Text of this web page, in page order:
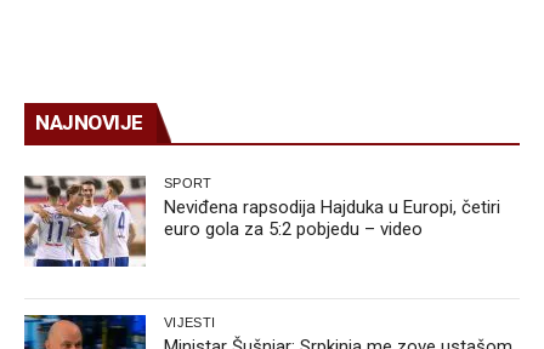
NAJNOVIJE
SPORT
Neviđena rapsodija Hajduka u Europi, četiri
euro gola za 5:2 pobjedu – video
VIJESTI